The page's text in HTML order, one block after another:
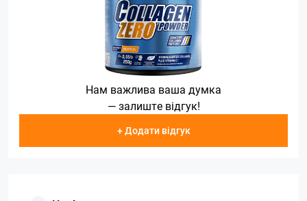
Нам важлива ваша думка
— залиште відгук!
+ Додати відгук